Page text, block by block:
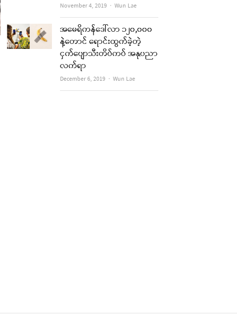
November 4, 2019 Author
Wun Lae
အမေရိကန်ဒေါ်လာ ၁၂၀,၀၀၀
နဲ့တောင် ရောင်းထွက်ခဲ့တဲ့
ငှက်ပျောသီးတိပ်ကပ် အနုပညာ
လက်ရာ
December 6, 2019 Author
Wun Lae